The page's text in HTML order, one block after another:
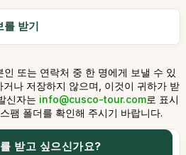
를 받기
또는 연락처 중 한 명에게 보낼 수 있
나 저장하지 않으며, 이것이 귀하가 받
신자는 info@cusco-tour.com로 표시
팸 폴더를 확인해 주시기 바랍니다.
받고 싶으신가요?